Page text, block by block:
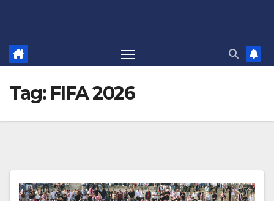
Tag: FIFA 2026